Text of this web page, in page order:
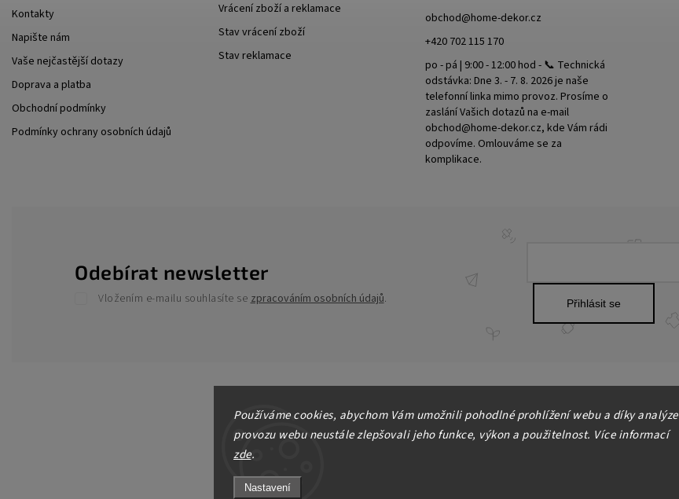
Používáme cookies, abychom Vám umožnili pohodlné prohlížení webu a díky analýze
provozu webu neustále zlepšovali jeho funkce, výkon a použitelnost. Více informací
zde.
Nastavení
Kontakty
Napište nám
Vaše nejčastější dotazy
Doprava a platba
Obchodní podmínky
Podmínky ochrany osobních údajů
Vrácení zboží a reklamace
Stav vrácení zboží
Stav reklamace
Odebírat newsletter
Vložením e-mailu souhlasíte sezpracováním osobních údajů. Přihlásit se
obchod@home-dekor.cz
+420 702 115 170
po - pá | 9:00 - 12:00 hod - 📞 Technická
odstávka: Dne 3. - 7. 8. 2026 je naše
telefonní linka mimo provoz. Prosíme o
zaslání Vašich dotazů na e-mail
obchod@home-dekor.cz, kde Vám rádi
odpovíme. Omlouváme se za
komplikace.